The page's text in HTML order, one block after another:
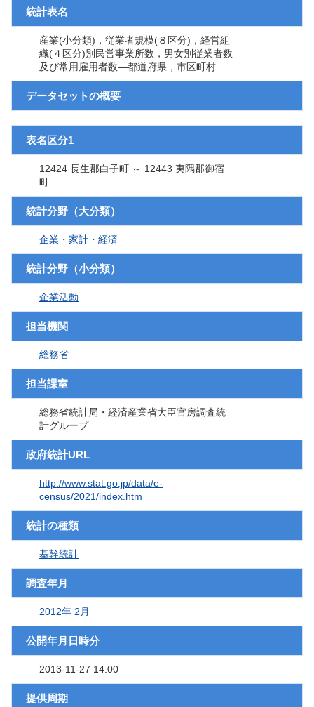
統計表名
産業(小分類)，従業者規模(８区分)，経営組
織(４区分)別民営事業所数，男女別従業者数
及び常用雇用者数―都道府県，市区町村
データセットの概要
表名区分1
12424 長生郡白子町 ～ 12443 夷隅郡御宿
町
統計分野（大分類）
企業・家計・経済
統計分野（小分類）
企業活動
担当機関
総務省
担当課室
総務省統計局・経済産業省大臣官房調査統
計グループ
政府統計URL
http://www.stat.go.jp/data/e-
census/2021/index.htm
統計の種類
基幹統計
調査年月
2012年 2月
公開年月日時分
2013-11-27 14:00
提供周期